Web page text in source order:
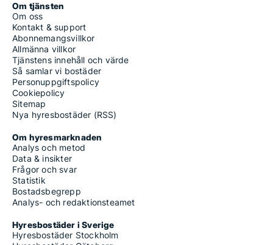
Om tjänsten
Om oss
Kontakt & support
Abonnemangsvillkor
Allmänna villkor
Tjänstens innehåll och värde
Så samlar vi bostäder
Personuppgiftspolicy
Cookiepolicy
Sitemap
Nya hyresbostäder (RSS)
Om hyresmarknaden
Analys och metod
Data & insikter
Frågor och svar
Statistik
Bostadsbegrepp
Analys- och redaktionsteamet
Hyresbostäder i Sverige
Hyresbostäder Stockholm